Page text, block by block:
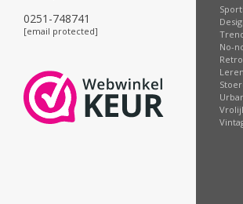
0251-748741
[email protected]
No-